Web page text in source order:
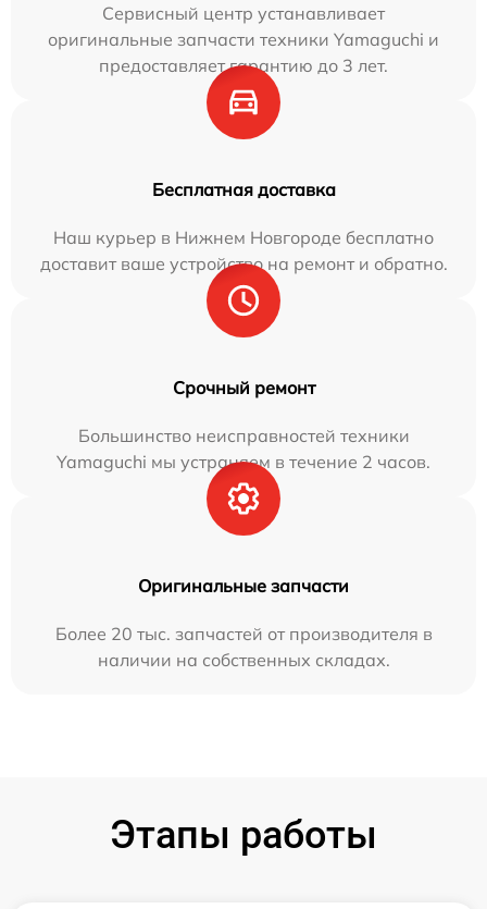
Сервисный центр устанавливает
оригинальные запчасти техники Yamaguchi и
предоставляет гарантию до 3 лет.
Бесплатная доставка
Наш курьер в Нижнем Новгороде бесплатно
доставит ваше устройство на ремонт и обратно.
Срочный ремонт
Большинство неисправностей техники
Yamaguchi мы устраняем в течение 2 часов.
Оригинальные запчасти
Более 20 тыс. запчастей от производителя в
наличии на собственных складах.
Этапы работы